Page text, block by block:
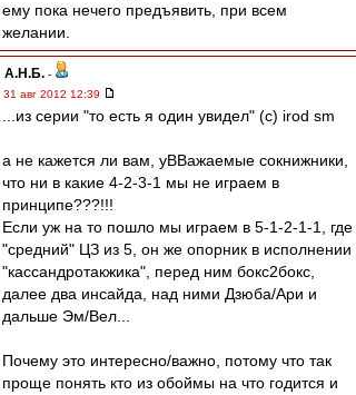
ему пока нечего предъявить, при всем
желании.
А.Н.Б. -
31 авг 2012 12:39
...из серии "то есть я один увидел" (с) irod sm
а не кажется ли вам, уВВажаемые сокнижники,
что ни в какие 4-2-3-1 мы не играем в
принципе???!!!
Если уж на то пошло мы играем в 5-1-2-1-1, где
"средний" ЦЗ из 5, он же опорник в исполнении
"кассандротакжика", перед ним бокс2бокс,
далее два инсайда, над ними Дзюба/Ари и
дальше Эм/Вел...
Почему это интересно/важно, потому что так
проще понять кто из обоймы на что годится и